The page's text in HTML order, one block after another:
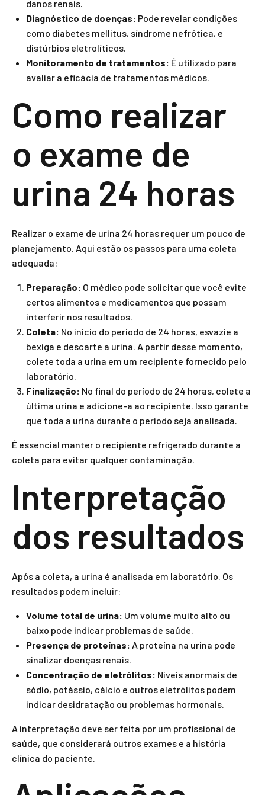
danos renais.
Diagnóstico de doenças: Pode revelar condições
como diabetes mellitus, síndrome nefrótica, e
distúrbios eletrolíticos.
Monitoramento de tratamentos: É utilizado para
avaliar a eficácia de tratamentos médicos.
Como realizar
o exame de
urina 24 horas
Realizar o exame de urina 24 horas requer um pouco de
planejamento. Aqui estão os passos para uma coleta
adequada:
Preparação: O médico pode solicitar que você evite
certos alimentos e medicamentos que possam
interferir nos resultados.
Coleta: No início do período de 24 horas, esvazie a
bexiga e descarte a urina. A partir desse momento,
colete toda a urina em um recipiente fornecido pelo
laboratório.
Finalização: No final do período de 24 horas, colete a
última urina e adicione-a ao recipiente. Isso garante
que toda a urina durante o período seja analisada.
É essencial manter o recipiente refrigerado durante a
coleta para evitar qualquer contaminação.
Interpretação
dos resultados
Após a coleta, a urina é analisada em laboratório. Os
resultados podem incluir:
Volume total de urina: Um volume muito alto ou
baixo pode indicar problemas de saúde.
Presença de proteínas: A proteína na urina pode
sinalizar doenças renais.
Concentração de eletrólitos: Níveis anormais de
sódio, potássio, cálcio e outros eletrólitos podem
indicar desidratação ou problemas hormonais.
A interpretação deve ser feita por um profissional de
saúde, que considerará outros exames e a história
clínica do paciente.